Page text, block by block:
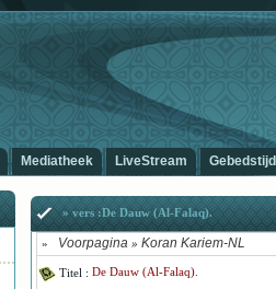
Mediatheek LiveStream
» vers :De Dauw (Al-Falaq).
» Voorpagina » Koran Kariem-NL
Titel : De Dauw (Al-Falaq).